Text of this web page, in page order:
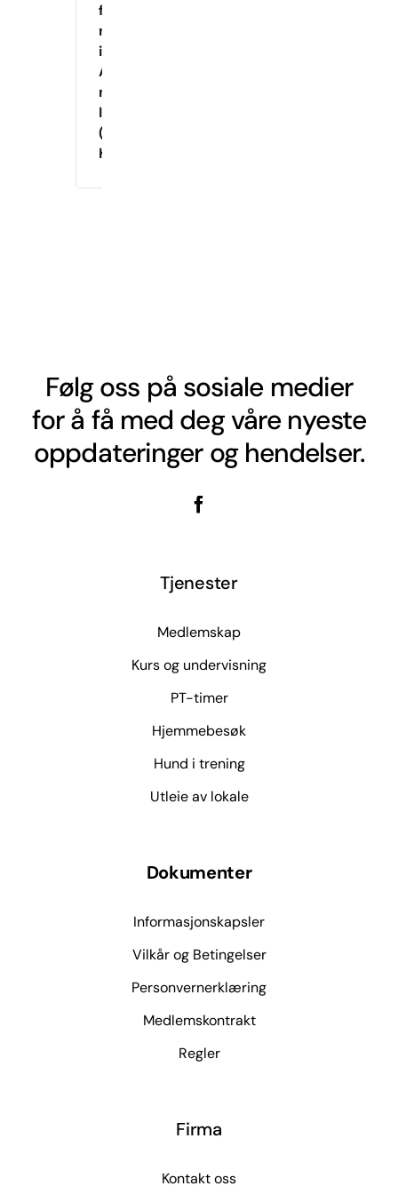
for
nybegynnere
i
Agility
med
Instruktør
(Tirsdag
Kveld)
Følg oss på sosiale medier
for å få med deg våre nyeste
oppdateringer og hendelser.
Tjenester
Medlemskap
Kurs og undervisning
PT-timer
Hjemmebesøk
Hund i trening
Utleie av lokale
Dokumenter
Informasjonskapsler
Vilkår og Betingelser
Personvernerklæring
Medlemskontrakt
Regler
Firma
Kontakt oss